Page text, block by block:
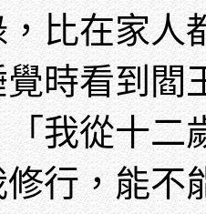
比在家人
時看到閻
我從十二
修行，能不